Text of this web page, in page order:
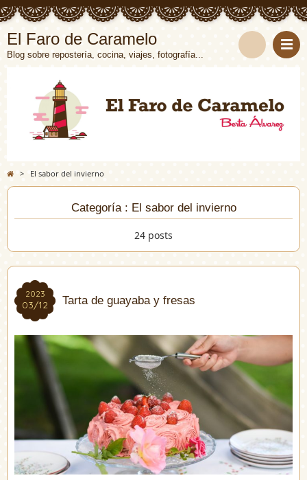
El Faro de Caramelo
Blog sobre repostería, cocina, viajes, fotografía...
> El sabor del invierno
Categoría : El sabor del invierno
24 posts
2023
03/12
2023
03/12 Tarta de guayaba y fresas